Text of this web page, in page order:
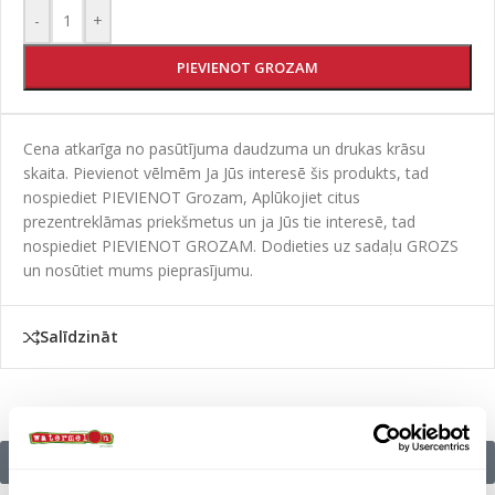
- +
PIEVIENOT GROZAM
Cena atkarīga no pasūtījuma daudzuma un drukas krāsu
skaita. Pievienot vēlmēm Ja Jūs interesē šis produkts, tad
nospiediet PIEVIENOT Grozam, Aplūkojiet citus
prezentreklāmas priekšmetus un ja Jūs tie interesē, tad
nospiediet PIEVIENOT GROZAM. Dodieties uz sadaļu GROZS
un nosūtiet mums pieprasījumu.
Salīdzināt